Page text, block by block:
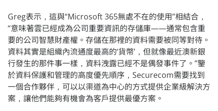
Greg表示，這與“Microsoft 365無處不在的使用”相結合，
“意味著雲已經成為公司重要資訊的存儲庫——通常包含重
要的公司智慧財產權。存儲在那裡的資料需要被同等對待。
資料其實是組織內流通度最高的‘貨幣’，但就像最近澳新銀
行發生的那件事一樣，資料洩露已經不是偶發事件了。”鑒
於資料保護和管理的高度優先順序，Securecom需要找到
一個合作夥伴，可以以渠道為中心的方式提供企業級解決方
案，讓他們能夠有機會為客戶提供最優方案。